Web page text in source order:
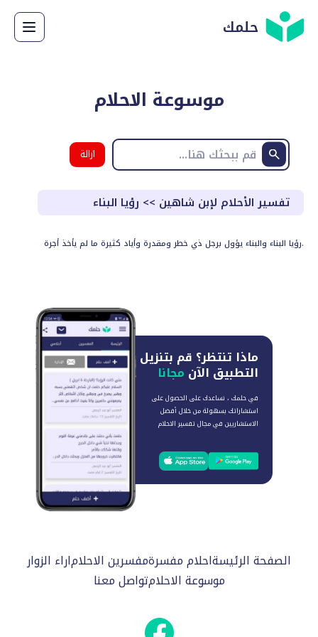
حلمك
موسوعة الاحلام
ازالة
البحث
تفسير الأحلام لإبن شاهين >> رؤيا البناء
رؤيا البناء والبناء يؤول برجل ذي خطر ومقدرة وأياد كثيرة ما لم يأخذ أجرة.
ماذا تنتظر؟ قم بتنزيل
التطبيق الآن مجانا
في حلمك ، نساعدك على الحصول على
استشاراتك بسهولة من خلال أفضل
الاستشاريين في مجال تفسير الاحلام
الصفحة الرئيسةاحلام مفسرةمفسرين الاحلاماراء الزوار
موسوعة الاحلامتواصل معنا